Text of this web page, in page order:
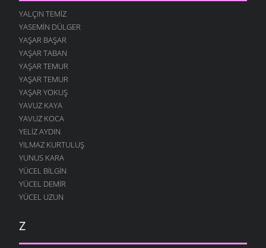
YALÇIN TEMIZ
YASEMIN DÜLGER
YAŞAR BAŞAR
YAŞAR TABAN
YAŞAR TEMUR
YAŞAR TEMUR
YAŞAR YOKUŞ
YAVUZ KAYA
YAVUZ KOCA
YELIZ AYDIN
YILMAZ KURTULUŞ
YUNUS KARA
YÜCEL BILGIN
YÜCEL DEMIR
YÜCEL UZUN
Z